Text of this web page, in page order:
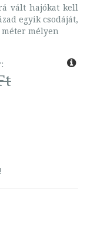
vált hajókat kell
egyik csodáját,
mélyen